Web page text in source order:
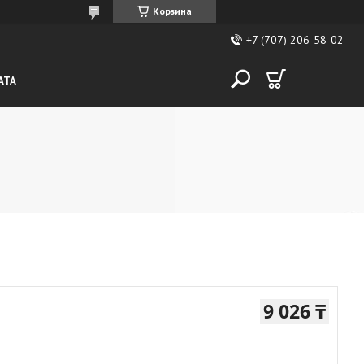
Корзина
+7 (707) 206-58-02
9 026 ₸